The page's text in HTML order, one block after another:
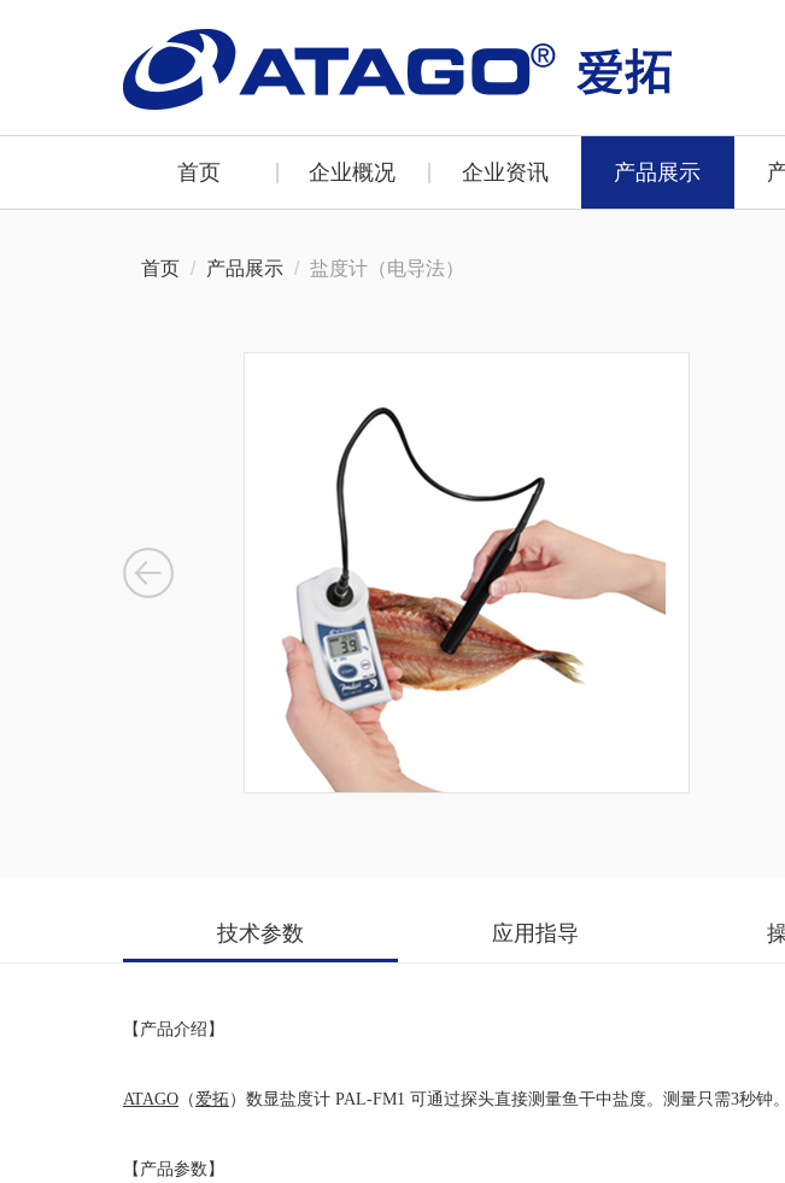
首页 企业概况 企业资讯 产品展示
首页 产品展示 盐度计（电导法）
技术参数 应用指导
【产品介绍】
ATAGO （爱拓 ）数显盐度计 PAL-FM1 可通过探头直接测量鱼干中盐度。测量只需3秒
【产品参数】